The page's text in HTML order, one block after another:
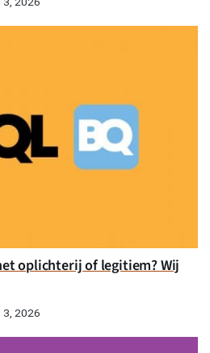
oplichterij of legitiem? Wij
3, 2026